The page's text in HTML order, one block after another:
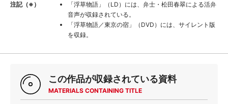
注記（※）
「浮草物語」（LD）には、弁士・松田春翠による活弁
音声が収録されている。
「浮草物語／東京の宿」（DVD）には、サイレント版
を収録。
この作品が収録されている資料
MATERIALS CONTAINING TITLE